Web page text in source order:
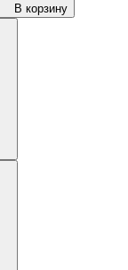
В корзину